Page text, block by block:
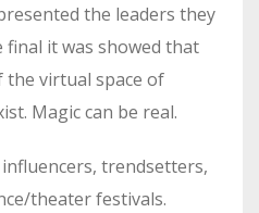
the leaders they
final it was showed that
the virtual space of
Magic can be real.
trendsetters,
theater festivals.